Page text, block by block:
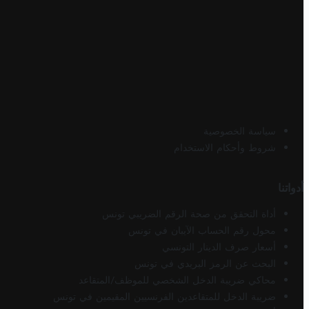
سياسة الخصوصية
شروط وأحكام الاستخدام
أدواتنا
أداة التحقق من صحة الرقم الضريبي تونس
محول رقم الحساب الآيبان في تونس
أسعار صرف الدينار التونسي
البحث عن الرمز البريدي في تونس
محاكي ضريبة الدخل الشخصي للموظف/المتقاعد
ضريبة الدخل للمتقاعدين الفرنسيين المقيمين في تونس